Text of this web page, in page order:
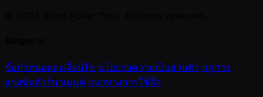
ข้อกำหนดและเงื่อนไข นโยบายความเป็นส่วนตัว กฎการ
แข่งขันทัวร์นาเมนต์ แนวทางการใช้สื่อ